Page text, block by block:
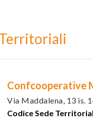
Confcooperative
Via Maddalena, 13 is.
Codice Sede